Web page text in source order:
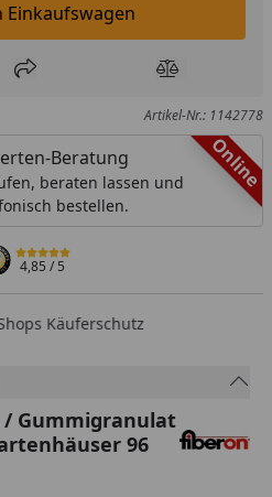
In den Einkaufswagen legen
Einkaufswagen
hinzufügen
Teilen Produkt
Artikel-Nr.: 1142778
Online
Beratung
beraten lassen und
bestellen.
4,85/ 5
Käuferschutz
Gummigranulat
96